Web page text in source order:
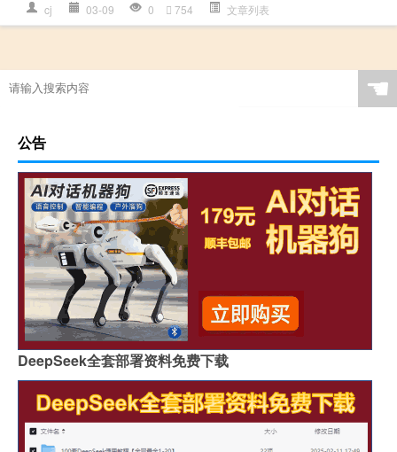
cj 03-09 0 754 文章列表
☚
公告
DeepSeek全套部署资料免费下载